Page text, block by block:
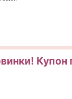
Купон